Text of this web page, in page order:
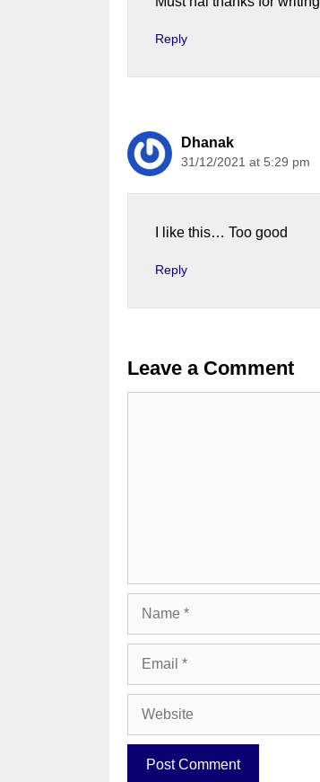
Reply
Dhanak
31/12/2021 at 5:29 pm
I like this… Too good
Reply
Leave a Comment